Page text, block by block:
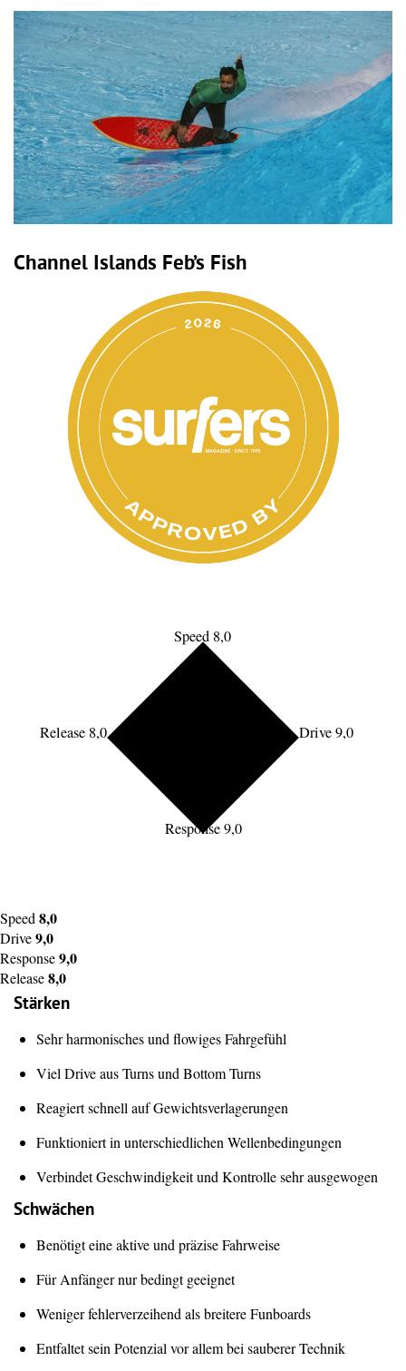
Channel Islands Feb’s Fish
Speed 8,0
Drive 9,0
Response 9,0
Release 8,0
Speed 8,0
Drive9,0
Response9,0
Release8,0
Stärken
Sehr harmonisches und flowiges Fahrgefühl
Viel Drive aus Turns und Bottom Turns
Reagiert schnell auf Gewichtsverlagerungen
Funktioniert in unterschiedlichen Wellenbedingungen
Verbindet Geschwindigkeit und Kontrolle sehr ausgewogen
Schwächen
Benötigt eine aktive und präzise Fahrweise
Für Anfänger nur bedingt geeignet
Weniger fehlerverzeihend als breitere Funboards
Entfaltet sein Potenzial vor allem bei sauberer Technik